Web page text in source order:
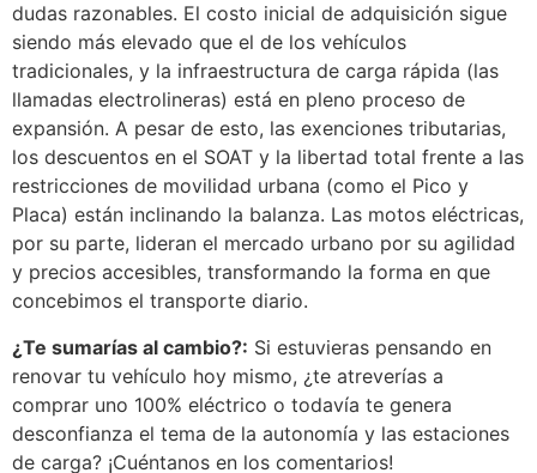
dudas razonables. El costo inicial de adquisición sigue
siendo más elevado que el de los vehículos
tradicionales, y la infraestructura de carga rápida (las
llamadas electrolineras) está en pleno proceso de
expansión. A pesar de esto, las exenciones tributarias,
los descuentos en el SOAT y la libertad total frente a las
restricciones de movilidad urbana (como el Pico y
Placa) están inclinando la balanza. Las motos eléctricas,
por su parte, lideran el mercado urbano por su agilidad
y precios accesibles, transformando la forma en que
concebimos el transporte diario.
¿Te sumarías al cambio?: Si estuvieras pensando en
renovar tu vehículo hoy mismo, ¿te atreverías a
comprar uno 100% eléctrico o todavía te genera
desconfianza el tema de la autonomía y las estaciones
de carga? ¡Cuéntanos en los comentarios!